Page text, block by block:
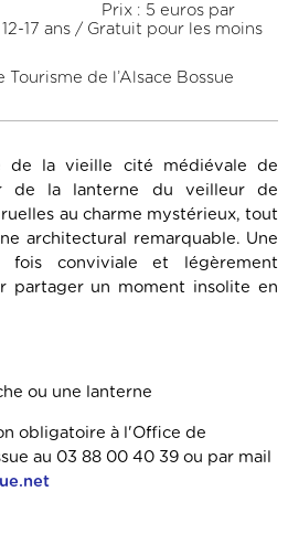
Prix : 5 euros par
17 ans / Gratuit pour les moins
Tourisme de l’Alsace Bossue
de la vieille cité médiévale de
de la lanterne du veilleur de
au charme mystérieux, tout
architectural remarquable. Une
fois conviviale et légèrement
partager un moment insolite en
ou une lanterne
obligatoire à l'Office de
au 03 88 00 40 39 ou par mail